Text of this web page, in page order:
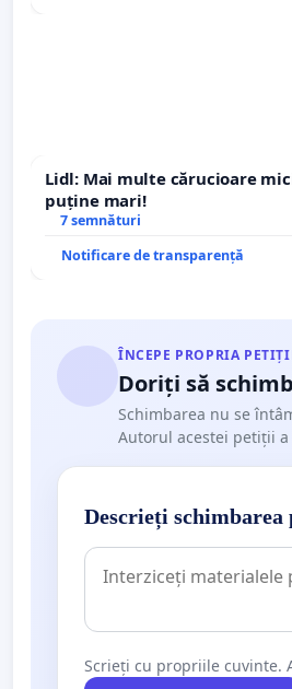
Lidl: Mai multe cărucioare
puține mari!
7 semnături
Notificare de transparență
ÎNCEPE PROPRIA
Doriți să
Schimbarea nu se
Autorul acestei petiții
Descrieți schimbarea
Scrieți cu propriile cuvinte.